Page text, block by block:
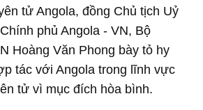
tử Angola, đồng Chủ tịch Uỷ
phủ Angola - VN, Bộ
Hoàng Văn Phong bày tỏ hy
tác với Angola trong lĩnh vực
tử vì mục đích hòa bình.